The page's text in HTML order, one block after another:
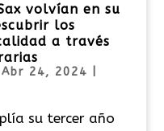
volvían en su
los
a través
Abr 24, 2024
su tercer año